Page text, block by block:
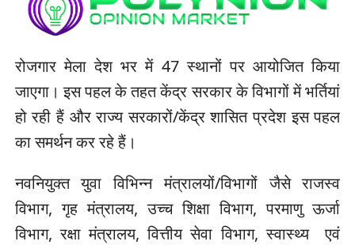
रोजगार मेला देश भर में 47 स्थानों पर आयोजित किया
जाएगा। इस पहल के तहत केंद्र सरकार के विभागों में भर्तियां
हो रही हैं और राज्य सरकारों/केंद्र शासित प्रदेश इस पहल
का समर्थन कर रहे हैं।
नवनियुक्त युवा विभिन्न मंत्रालयों/विभागों जैसे राजस्व
विभाग, गृह मंत्रालय, उच्च शिक्षा विभाग, परमाणु ऊर्जा
विभाग, रक्षा मंत्रालय, वित्तीय सेवा विभाग, स्वास्थ्य एवं